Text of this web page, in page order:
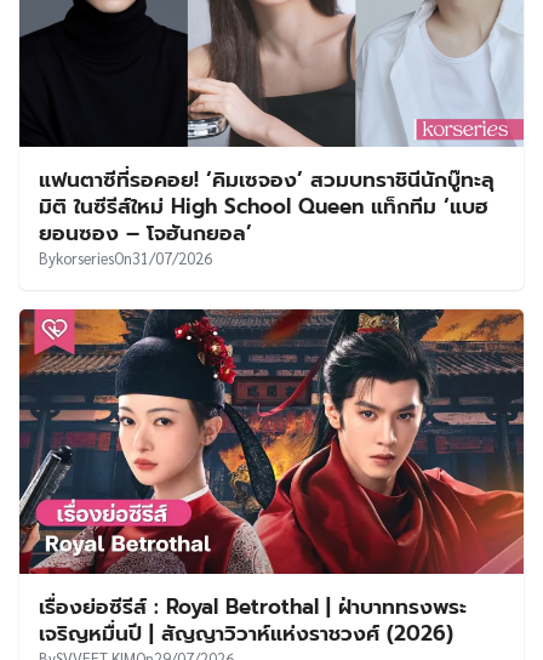
แฟนตาซีที่รอคอย! ‘คิมเซจอง’ สวมบทราชินีนักบู๊ทะลุ
มิติ ในซีรีส์ใหม่ High School Queen แท็กทีม ‘แบฮ
ยอนซอง – โจฮันกยอล’
BykorseriesOn31/07/2026
เรื่องย่อซีรีส์ : Royal Betrothal | ฝ่าบาททรงพระ
เจริญหมื่นปี | สัญญาวิวาห์แห่งราชวงศ์ (2026)